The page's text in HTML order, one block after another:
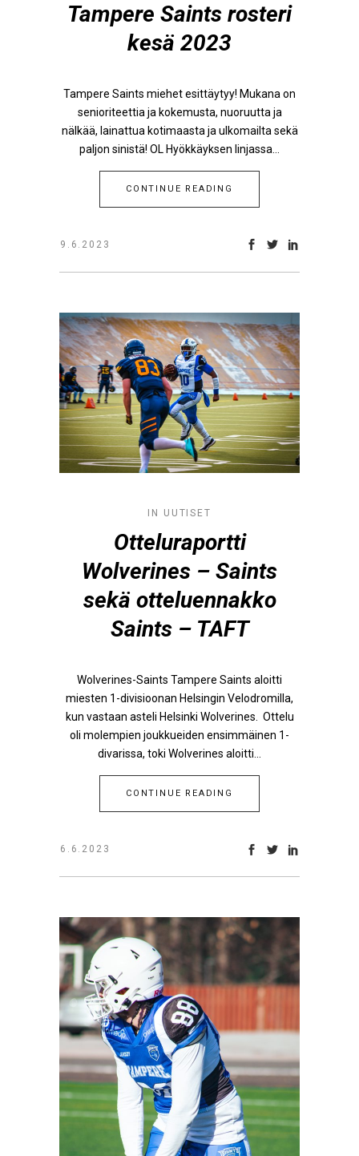
Tampere Saints rosteri
kesä 2023
Tampere Saints miehet esittäytyy! Mukana on
senioriteettia ja kokemusta, nuoruutta ja
nälkää, lainattua kotimaasta ja ulkomailta sekä
paljon sinistä! OL Hyökkäyksen linjassa...
CONTINUE READING
9.6.2023
IN UUTISET
Otteluraportti
Wolverines – Saints
sekä otteluennakko
Saints – TAFT
Wolverines-Saints Tampere Saints aloitti
miesten 1-divisioonan Helsingin Velodromilla,
kun vastaan asteli Helsinki Wolverines. Ottelu
oli molempien joukkueiden ensimmäinen 1-
divarissa, toki Wolverines aloitti...
CONTINUE READING
6.6.2023